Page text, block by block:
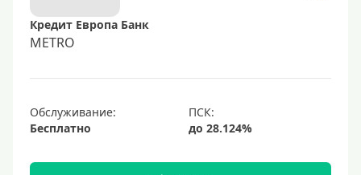
600000 руб
700000 руб
С большим лимитом
Безлимитные
Кредит Европа Банк
METRO
Обслуживание:
Бесплатно